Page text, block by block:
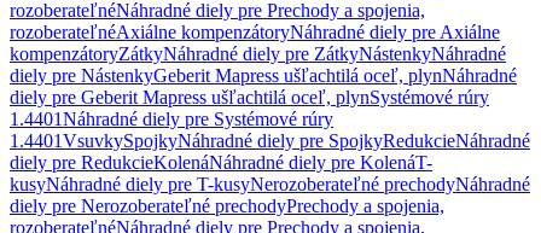
rozoberateľnéNáhradné diely pre Prechody a spojenia,
rozoberateľnéAxiálne kompenzátoryNáhradné diely pre Axiálne
kompenzátoryZátkyNáhradné diely pre ZátkyNástenkyNáhradné
diely pre NástenkyGeberit Mapress ušľachtilá oceľ, plynNáhradné
diely pre Geberit Mapress ušľachtilá oceľ, plynSystémové rúry
1.4401Náhradné diely pre Systémové rúry
1.4401VsuvkySpojkyNáhradné diely pre SpojkyRedukcieNáhradné
diely pre RedukcieKolenáNáhradné diely pre KolenáT-
kusyNáhradné diely pre T-kusyNerozoberateľné prechodyNáhradné
diely pre Nerozoberateľné prechodyPrechody a spojenia,
rozoberateľnéNáhradné diely pre Prechody a spojenia,